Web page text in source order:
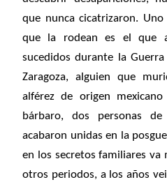
que nunca cicatrizaron.
que la rodean es el que
sucedidos durante la
Zaragoza, alguien que
alférez de origen
bárbaro, dos personas
acabaron unidas en la
en los secretos familiares va
otros periodos, a los años